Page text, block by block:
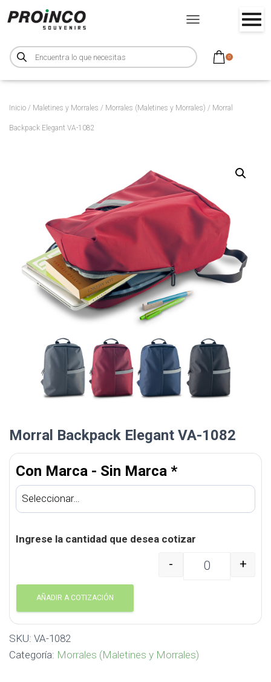
B
ú
s
u
d
r
0
CAMBIAR MODO DE
Inicio / Maletines y Morrales / Morrales (Maletines y Morrales) / Morral
Backpack Elegant VA-1082
Morral Backpack Elegant VA-1082
Con Marca - Sin Marca *
Ingrese la cantidad que desea cotizar
Morral Backpack
- +
AÑADIR A COTIZACIÓN
SKU: VA-1082
Categoría: Morrales (Maletines y Morrales)